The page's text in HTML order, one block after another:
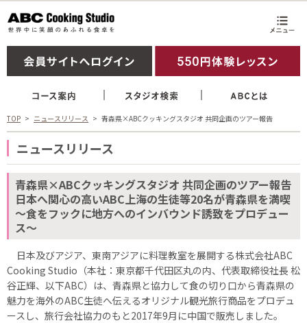
TOP ニュースリリース 青森県×ABCクッキングスタジオ 共同企画のツアー報告
ニュースリリース
青森県×ABCクッキングスタジオ 共同企画のツアー報告
日本へ関心の高いABC上海の生徒等20名が青森県を満喫
～食をフックに地方へのインバウンド誘致をプロデュー
ス～
日本及びアジア、東南アジアに料理教室を展開する株式会社ABC
Cooking Studio（本社：東京都千代田区丸の内、代表取締役社長 松
谷正輝、以下ABC）は、青森県と協力して食の切り口から青森県の
魅力を海外のABC生徒へ伝えるオリジナル観光旅行商品をプロデュ
ースし、旅行会社協力のもと2017年9月に中国で販売しました。